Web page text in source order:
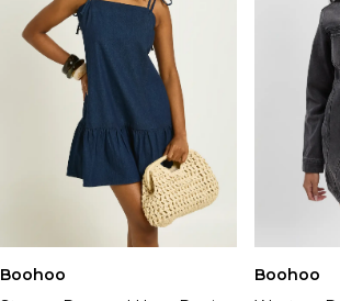
Boohoo
Boohoo